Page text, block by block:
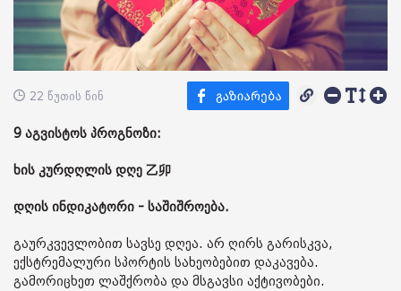
22 წუთის წინ
9 აგვისტოს პროგნოზი:
ხის კურდღლის დღე 乙卯
დღის ინდიკატორი - საშიშროება.
გაურკვევლობით სავსე დღეა. არ ღირს გარისკვა,
ექსტრემალური სპორტის სახეობებით დაკავება.
გამორიცხეთ ლაშქრობა და მსგავსი აქტივობები.